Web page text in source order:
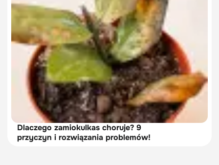
Dlaczego zamiokulkas choruje? 9
przyczyn i rozwiązania problemów!